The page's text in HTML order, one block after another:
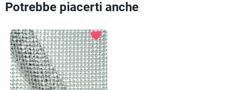
Potrebbe piacerti anche
favorite